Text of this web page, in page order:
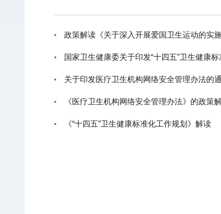
政策解读《关于深入开展爱国卫生运动的实
国家卫生健康委关于印发“十四五”卫生健康
关于印发医疗卫生机构网络安全管理办法的
《医疗卫生机构网络安全管理办法》的政策
《“十四五”卫生健康标准化工作规划》解读